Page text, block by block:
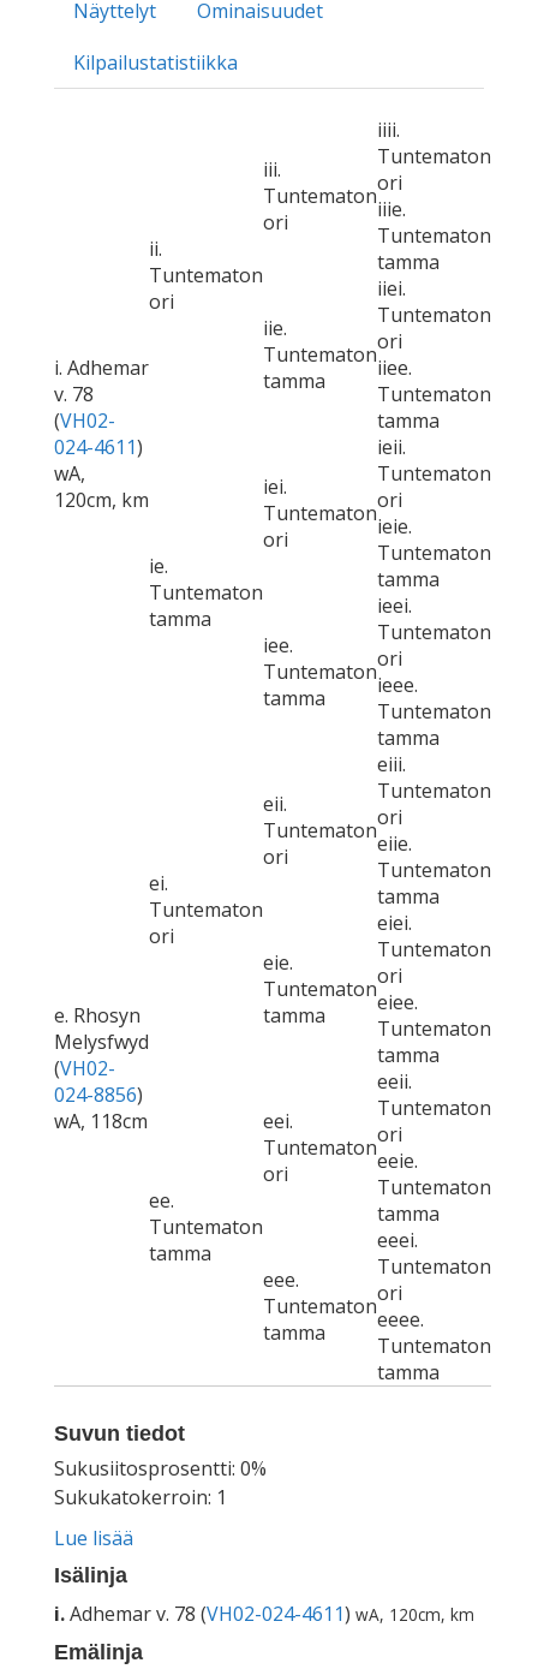
Näyttelyt
Ominaisuudet
Kilpailustatistiikka
i. Adhemar
v. 78
(VH02-
024-4611)
wA,
120cm, km
ii.
Tuntematon
ori
iii.
Tuntematon
ori
iiii.
Tuntematon
ori
iiie.
Tuntematon
tamma
iie.
Tuntematon
tamma
iiei.
Tuntematon
ori
iiee.
Tuntematon
tamma
ie.
Tuntematon
tamma
iei.
Tuntematon
ori
ieii.
Tuntematon
ori
ieie.
Tuntematon
tamma
iee.
Tuntematon
tamma
ieei.
Tuntematon
ori
ieee.
Tuntematon
tamma
e. Rhosyn
Melysfwyd
(VH02-
024-8856)
wA, 118cm
ei.
Tuntematon
ori
eii.
Tuntematon
ori
eiii.
Tuntematon
ori
eiie.
Tuntematon
tamma
eie.
Tuntematon
tamma
eiei.
Tuntematon
ori
eiee.
Tuntematon
tamma
ee.
Tuntematon
tamma
eei.
Tuntematon
ori
eeii.
Tuntematon
ori
eeie.
Tuntematon
tamma
eee.
Tuntematon
tamma
eeei.
Tuntematon
ori
eeee.
Tuntematon
tamma
Suvun tiedot
Sukusiitosprosentti: 0%
Sukukatokerroin: 1
Lue lisää
Isälinja
i.Adhemar v. 78 (VH02-024-4611) wA, 120cm, km
Emälinja